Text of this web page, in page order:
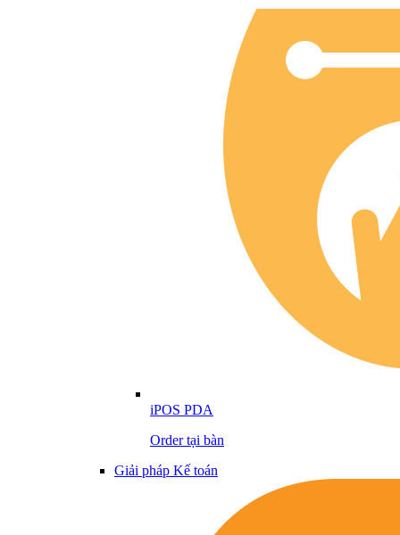
iPOS PDA
Order tại bàn
Giải pháp Kế toán